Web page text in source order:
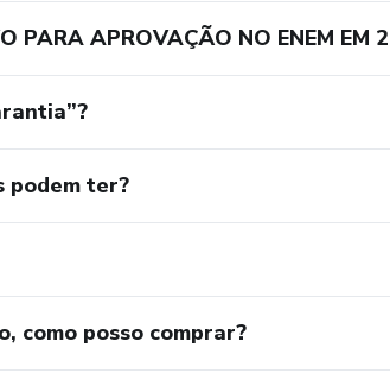
PARA APROVAÇÃO NO ENEM EM
podem ter?
como posso comprar?